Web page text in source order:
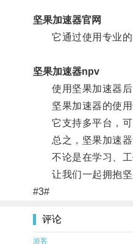
坚果加速器官网
它通过使用专业的
坚果加速器npv
使用坚果加速器后
坚果加速器的使用
它支持多平台，可
总之，坚果加速器
不论是在学习、工
让我们一起拥抱坚
#3#
评论
游客